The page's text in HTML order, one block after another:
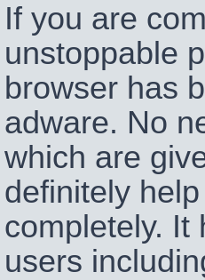
If you are
unstoppable
browser has
adware. No
which are
definitely
completely. It
users